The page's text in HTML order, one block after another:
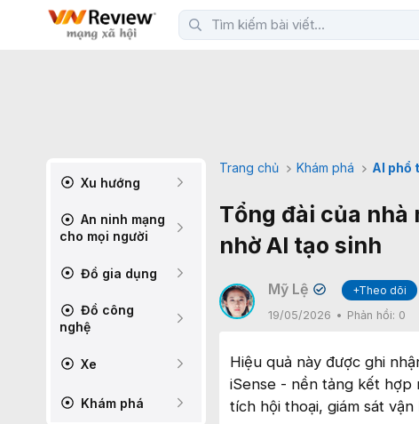
Xu hướng
An ninh mạng
cho mọi người
Đồ gia dụng
Đồ công
nghệ
Xe
Khám phá
Trang chủ Khám phá AI phổ
Tổng đài của nhà
nhờ AI tạo sinh
Mỹ Lệ ✔
+Theo dõi
19/05/2026
Phản hồi: 0
Hiệu quả này được ghi
iSense - nền tảng kết hợp
tích hội thoại, giám sát